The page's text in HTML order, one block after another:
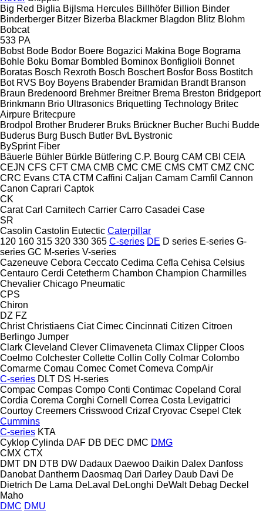
Big Red Biglia Bijlsma Hercules Billhöfer Billion Binder
Binderberger Bitzer Bizerba Blackmer Blagdon Blitz Blohm
Bobcat
533 PA
Bobst Bode Bodor Boere Bogazici Makina Boge Bograma
Bohle Boku Bomar Bombled Bominox Bonfiglioli Bonnet
Boratas Bosch Rexroth Bosch Boschert Bosfor Boss Bostitch
Bot RVS Boy Boyens Brabender Bramidan Brandt Branson
Braun Bredenoord Brehmer Breitner Brema Breston Bridgeport
Brinkmann Brio Ultrasonics Briquetting Technology Britec
Airpure Britecpure
Brodpol Brother Bruderer Bruks Brückner Bucher Buchi Budde
Buderus Burg Busch Butler BvL Bystronic
BySprint Fiber
Bäuerle Bühler Bürkle Bütfering C.P. Bourg CAM CBI CEIA
CEJN CFS CFT CMA CMB CMC CME CMS CMT CMZ CNC
CRC Evans CTA CTM Caffini Caljan Camam Camfil Cannon
Canon Caprari Captok
CK
Carat Carl Carnitech Carrier Carro Casadei Case
SR
Casolin Castolin Eutectic Caterpillar
120 160 315 320 330 365 C-series DE D series E-series G-
series GC M-series V-series
Cazeneuve Cebora Ceccato Cedima Cefla Cehisa Celsius
Centauro Cerdi Cetetherm Chambon Champion Charmilles
Chevalier Chicago Pneumatic
CPS
Chiron
DZ FZ
Christ Christiaens Ciat Cimec Cincinnati Citizen Citroen
Berlingo Jumper
Clark Cleveland Clever Climaveneta Climax Clipper Cloos
Coelmo Colchester Collette Collin Colly Colmar Colombo
Comarme Comau Comec Comet Comeva CompAir
C-series DLT DS H-series
Compac Compas Compo Conti Contimac Copeland Coral
Cordia Corema Corghi Cornell Correa Costa Levigatrici
Courtoy Creemers Crisswood Crizaf Cryovac Csepel Ctek
Cummins
C-series KTA
Cyklop Cylinda DAF DB DEC DMC DMG
CMX CTX
DMT DN DTB DW Dadaux Daewoo Daikin Dalex Danfoss
Danobat Dantherm Daosmaq Dari Darley Daub Davi De
Dietrich De Lama DeLaval DeLonghi DeWalt Debag Deckel
Maho
DMC DMU